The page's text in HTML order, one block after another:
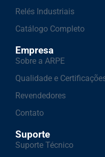
Relés Industriais
Catálogo Completo
Empresa
Sobre a ARPE
Qualidade e
Revendedores
Contato
Suporte
Suporte Técnico